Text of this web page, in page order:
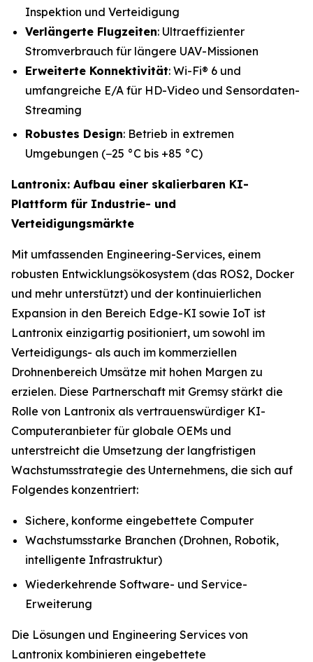
Inspektion und Verteidigung
Verlängerte Flugzeiten: Ultraeffizienter
Stromverbrauch für längere UAV-Missionen
Erweiterte Konnektivität: Wi-Fi® 6 und
umfangreiche E/A für HD-Video und Sensordaten-
Streaming
Robustes Design: Betrieb in extremen
Umgebungen (−25 °C bis +85 °C)
Lantronix: Aufbau einer skalierbaren KI-
Plattform für Industrie- und
Verteidigungsmärkte
Mit umfassenden Engineering-Services, einem
robusten Entwicklungsökosystem (das ROS2, Docker
und mehr unterstützt) und der kontinuierlichen
Expansion in den Bereich Edge-KI sowie IoT ist
Lantronix einzigartig positioniert, um sowohl im
Verteidigungs- als auch im kommerziellen
Drohnenbereich Umsätze mit hohen Margen zu
erzielen. Diese Partnerschaft mit Gremsy stärkt die
Rolle von Lantronix als vertrauenswürdiger KI-
Computeranbieter für globale OEMs und
unterstreicht die Umsetzung der langfristigen
Wachstumsstrategie des Unternehmens, die sich auf
Folgendes konzentriert:
Sichere, konforme eingebettete Computer
Wachstumsstarke Branchen (Drohnen, Robotik,
intelligente Infrastruktur)
Wiederkehrende Software- und Service-
Erweiterung
Die Lösungen und Engineering Services von
Lantronix kombinieren eingebettete